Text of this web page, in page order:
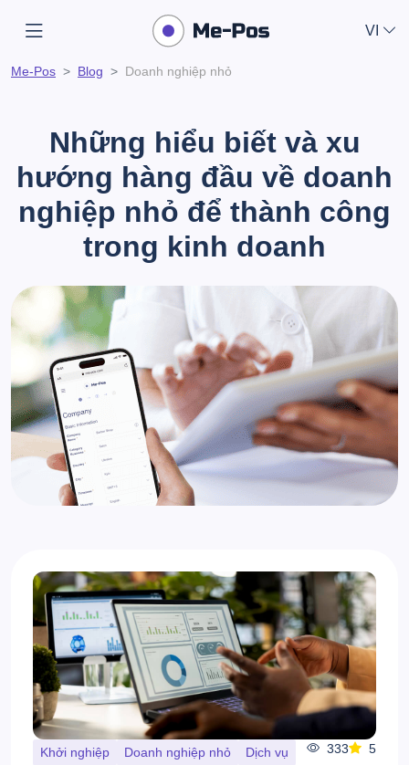
VI
Me-Pos Blog Doanh nghiệp nhỏ
Những hiểu biết và xu
hướng hàng đầu về doanh
nghiệp nhỏ để thành công
trong kinh doanh
Khởi nghiệp Doanh nghiệp nhỏ Dịch vụ 333 5